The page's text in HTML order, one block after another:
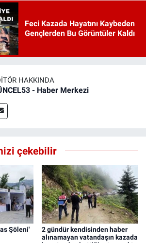
Feci Kazada Hayatını Kaybeden
Gençlerden Bu Görüntüler Kaldı
HAKKINDA
- Haber Merkezi
çekebilir
Şöleni'
2 gündür kendisinden haber
alınamayan vatandaşın kazada